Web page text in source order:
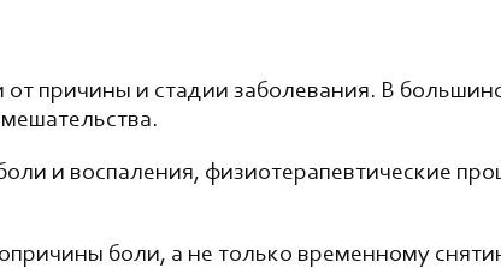
причины и стадии заболевания. В
и воспаления, физиотерапевтические
боли, а не только временному